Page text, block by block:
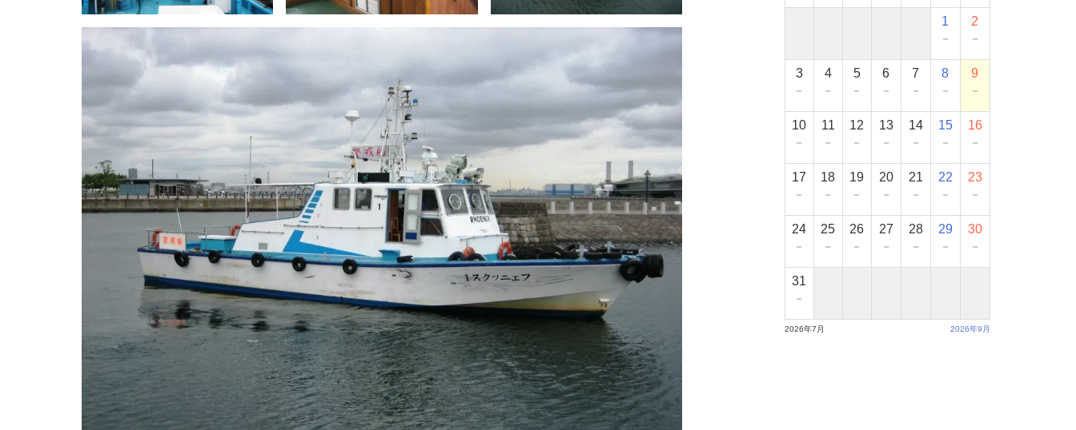
1
－
2
－
3
－
4
－
5
－
6
－
7
－
8
－
9
－
10
－
11
－
12
－
13
－
14
－
15
－
16
－
17
－
18
－
19
－
20
－
21
－
22
－
23
－
24
－
25
－
26
－
27
－
28
－
29
－
30
－
31
－
2026年7月 2026年9月